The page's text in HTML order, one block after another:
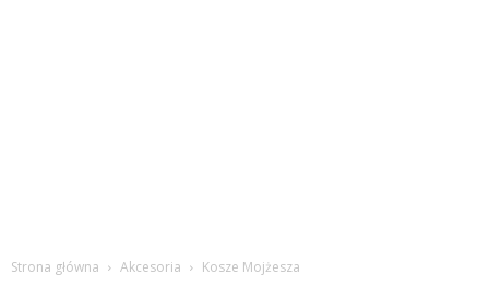
Strona główna Akcesoria Kosze Mojżesza